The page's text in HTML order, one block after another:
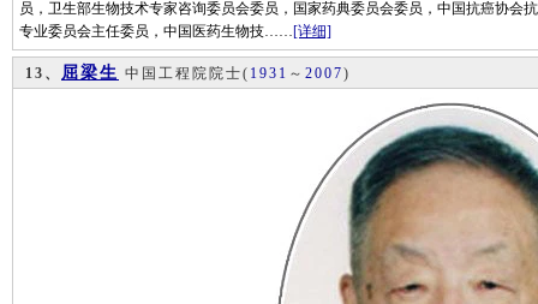
员，卫生部生物技术专家咨询委员会委员，国家药典委员会委员，中国抗癌协会
专业委员会主任委员，中国医药生物技……[详细]
13、 屈梁生 中国工程院院士( 1931 ～ 2007)